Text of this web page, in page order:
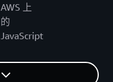
AWS 上
的
JavaScript